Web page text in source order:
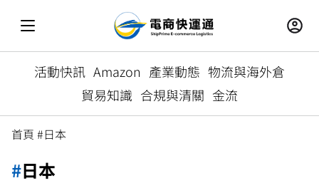
活動快訊 Amazon 產業動態 物流與海外倉
貿易知識 合規與清關 金流
首頁 #日本
#日本